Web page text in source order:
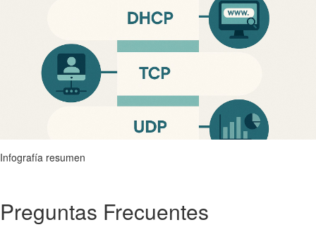
Infografía resumen
Preguntas Frecuentes